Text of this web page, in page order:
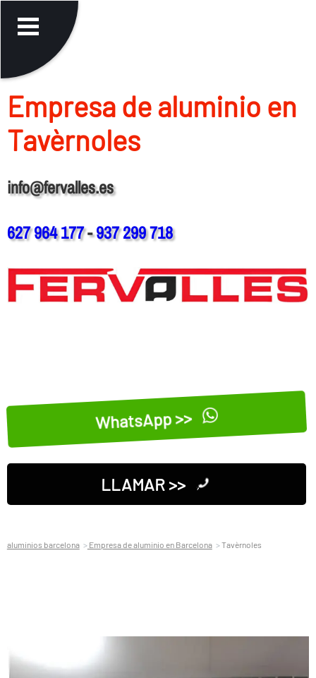
Empresa de aluminio en
Tavèrnoles
info@fervalles.es
627 964 177-937 299 718
WhatsApp >>
LLAMAR >>
aluminios barcelona Empresa de aluminio en Barcelona Tavèrnoles